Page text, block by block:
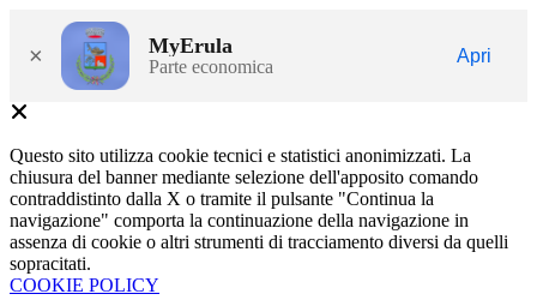
× MyErula
Parte economica
Apri
Questo sito utilizza cookie tecnici e statistici anonimizzati. La
chiusura del banner mediante selezione dell'apposito comando
contraddistinto dalla X o tramite il pulsante "Continua la
navigazione" comporta la continuazione della navigazione in
assenza di cookie o altri strumenti di tracciamento diversi da quelli
sopracitati.
COOKIE POLICY